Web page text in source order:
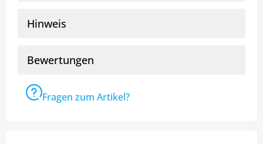
Hinweis
Bewertungen
Fragen zum Artikel?